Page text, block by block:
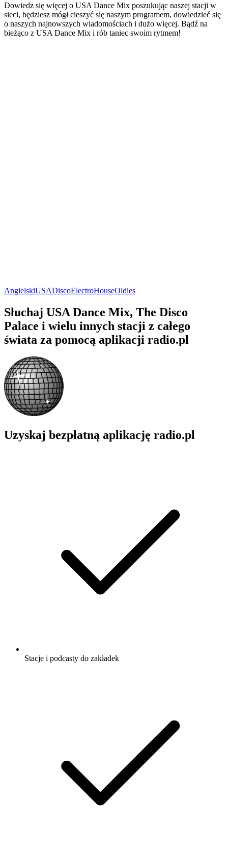
Dowiedz się więcej o USA Dance Mix poszukując naszej stacji w
sieci, będziesz mógł cieszyć się naszym programem, dowiedzieć się
o naszych najnowszych wiadomościach i dużo więcej. Bądź na
bieżąco z USA Dance Mix i rób taniec swoim rytmem!
AngielskiUSADiscoElectroHouseOldies
Słuchaj USA Dance Mix, The Disco
Palace i wielu innych stacji z całego
świata za pomocą aplikacji radio.pl
Uzyskaj bezpłatną aplikację radio.pl
Stacje i podcasty do zakładek